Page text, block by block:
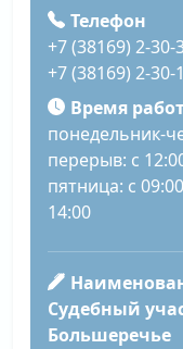
Телефон
+7 (38169) 2-30-
+7 (38169) 2-30-
Время
понедельник-
перерыв: с
пятница: с
14:00
Судебный
Большеречье